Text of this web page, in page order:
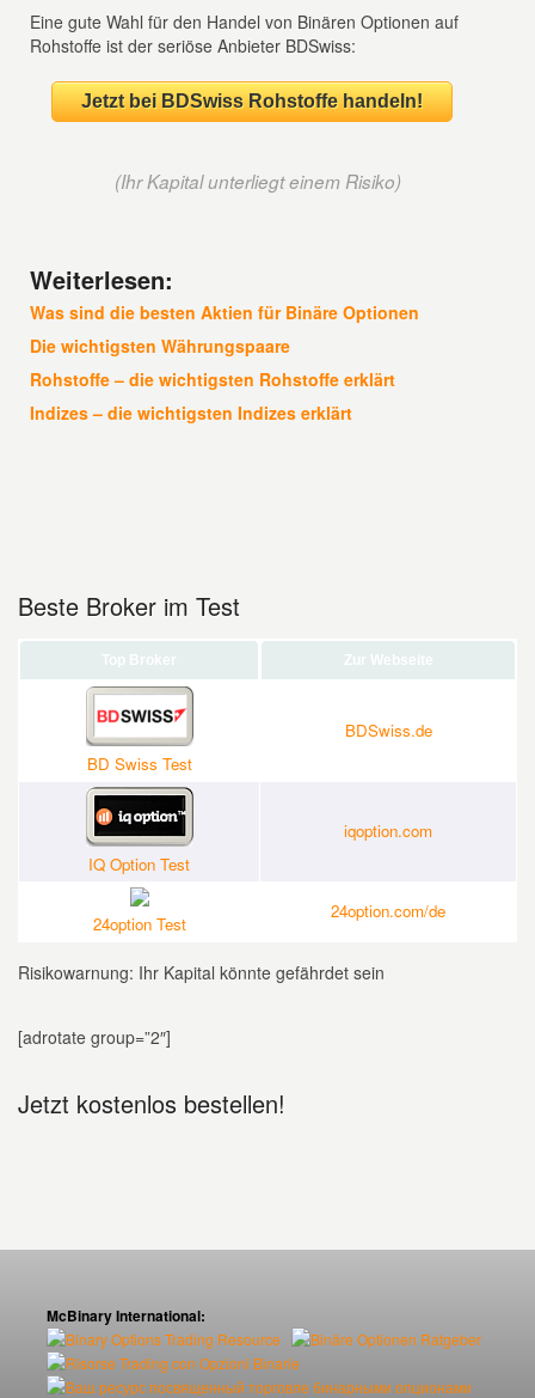
Eine gute Wahl für den Handel von Binären Optionen auf
Rohstoffe ist der seriöse Anbieter BDSwiss:
Jetzt bei BDSwiss Rohstoffe handeln!
(Ihr Kapital unterliegt einem Risiko)
Weiterlesen:
Was sind die besten Aktien für Binäre Optionen
Die wichtigsten Währungspaare
Rohstoffe – die wichtigsten Rohstoffe erklärt
Indizes – die wichtigsten Indizes erklärt
Beste Broker im Test
Top Broker Zur Webseite
BD Swiss Test
BDSwiss.de
IQ Option Test
iqoption.com
24option Test
24option.com/de
Risikowarnung: Ihr Kapital könnte gefährdet sein
[adrotate group=”2″]
Jetzt kostenlos bestellen!
McBinary International: